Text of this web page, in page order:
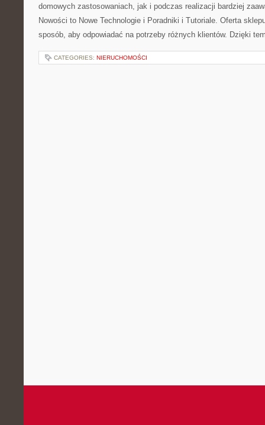
domowych zastosowaniach, jak i podczas realizacji bardziej
Nowości to Nowe Technologie i Poradniki i Tutoriale. Oferta
sposób, aby odpowiadać na potrzeby różnych klientów. Dzięki
CATEGORIES: NIERUCHOMOŚCI